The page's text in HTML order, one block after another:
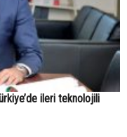
ileri teknolojili